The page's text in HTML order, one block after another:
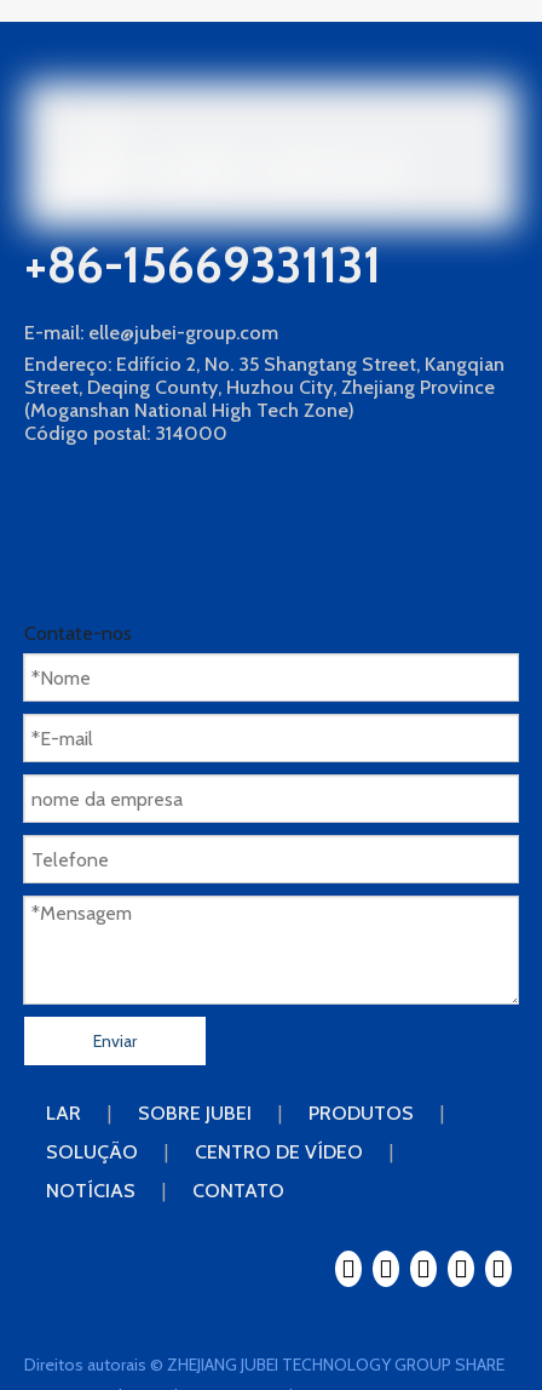
Parceiro de máquina de lavar roupa Nano Bubble
parceiro de máquina de lavar
Parceiro de máquina de lavar bolha
+86-15669331131
E-mail: elle@jubei-group.com
Endereço: Edifício 2, No. 35 Shangtang Street, Kangqian
Street, Deqing County, Huzhou City, Zhejiang Province
(Moganshan National High Tech Zone)
Código postal: 314000
Contate-nos
Enviar
LAR | SOBRE JUBEI | PRODUTOS
|
SOLUÇÃO
| CENTRO DE VÍDEO
|
NOTÍCIAS
| CONTATO
Direitos autorais © ZHEJIANG JUBEI TECHNOLOGY GROUP SHARE